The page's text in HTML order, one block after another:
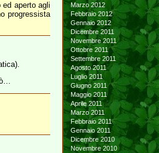
aperto agli
progressista
Marzo 2012
Febbraio 2012
Gennaio 2012
Dicembre 2011
Novembre 2011
Ottobre 2011
Settembre 2011
Agosto 2011
Luglio 2011
Giugno 2011
Maggio 2011
Aprile 2011
Marzo 2011
Febbraio 2011
Gennaio 2011
Dicembre 2010
Novembre 2010